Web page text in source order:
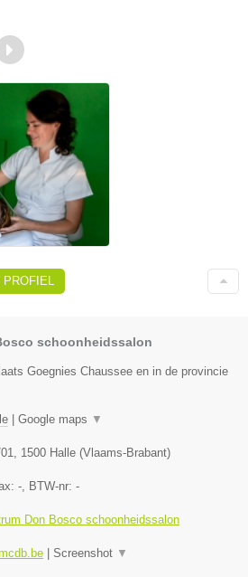
schoonheidssalon
Goegnies Chaussee en in de provincie
Google maps ▼
1500 Halle (Vlaams-Brabant)
- , BTW-nr: -
Don Bosco schoonheidssalon
Screenshot ▼